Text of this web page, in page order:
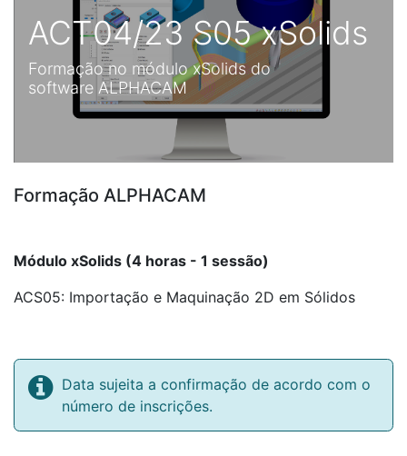
ACT04/23 S05 xSolids
Formação no módulo xSolids do
software ALPHACAM
Formação ALPHACAM
Módulo xSolids (4 horas - 1 sessão)
ACS05: Importação e Maquinação 2D em Sólidos
Data sujeita a confirmação de acordo com o
número de inscrições.